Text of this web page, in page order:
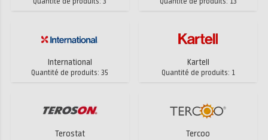
International
Quantité de produits: 35
Kartell
Quantité de produits: 1
Terostat Tercoo